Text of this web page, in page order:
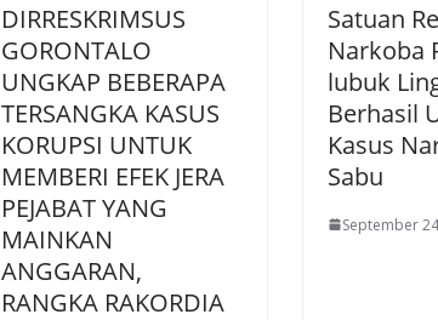
DIRRESKRIMSUS
GORONTALO
UNGKAP BEBERAPA
TERSANGKA KASUS
KORUPSI UNTUK
MEMBERI EFEK JERA
PEJABAT YANG
MAINKAN
ANGGARAN,
RANGKA RAKORDIA
Satuan
Narkoba
lubuk
Berhasil
Kasus
Sabu
September